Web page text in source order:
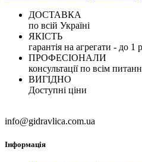
ДОСТАВКА
по всій Україні
ЯКІСТЬ
гарантія на агрегати - до 1
ПРОФЕСІОНАЛИ
консультації по всім
ВИГІДНО
Доступні ціни
info@gidravlica.com.ua
Інформація